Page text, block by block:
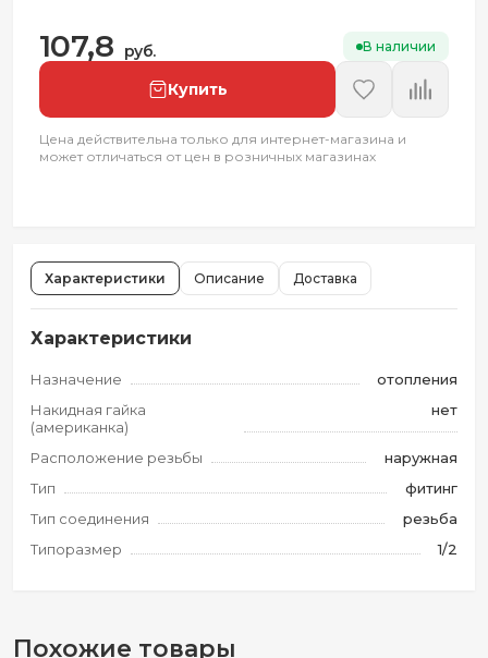
107,8 руб. В наличии
Купить
Цена действительна только для интернет-магазина и
может отличаться от цен в розничных магазинах
Характеристики Описание Доставка
Характеристики
Назначение
отопления
Накидная гайка
(американка)
нет
Расположение резьбы
наружная
Тип
фитинг
Тип соединения
резьба
Типоразмер
1/2
Похожие товары